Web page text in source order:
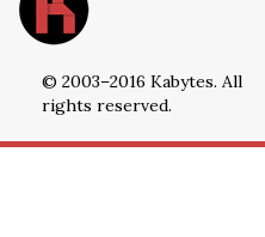
© 2003–2016 Kabytes. All
rights reserved.